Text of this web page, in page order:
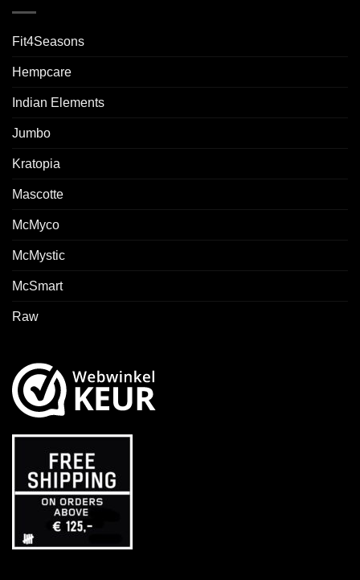
Fit4Seasons
Hempcare
Indian Elements
Jumbo
Kratopia
Mascotte
McMyco
McMystic
McSmart
Raw